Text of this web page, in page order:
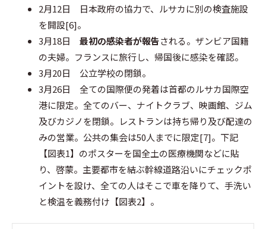
2月12日 日本政府の協力で、ルサカに別の検査施設
を開設[6]。
3月18日 最初の感染者が報告される。ザンビア国籍
の夫婦。フランスに旅行し、帰国後に感染を確認。
3月20日 公立学校の閉鎖。
3月26日 全ての国際便の発着は首都のルサカ国際空
港に限定。全てのバー、ナイトクラブ、映画館、ジム
及びカジノを閉鎖。レストランは持ち帰り及び配達の
みの営業。公共の集会は50人までに限定[7]。下記
【図表1】のポスターを国全土の医療機関などに貼
り、啓蒙。主要都市を結ぶ幹線道路沿いにチェックポ
イントを設け、全ての人はそこで車を降りて、手洗い
と検温を義務付け【図表2】。